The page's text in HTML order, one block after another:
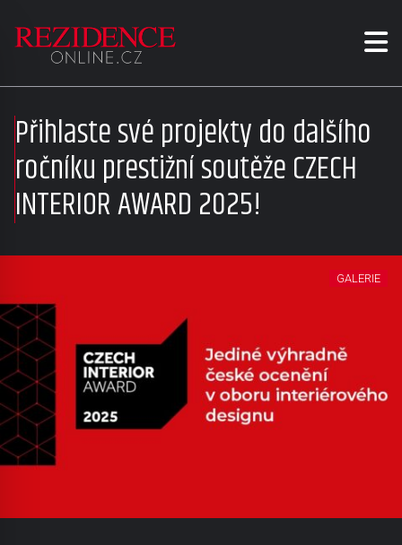
Přihlaste své projekty do dalšího
ročníku prestižní soutěže CZECH
INTERIOR AWARD 2025!
GALERIE